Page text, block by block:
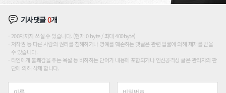
기사댓글0개
200자까지 쓰실 수 있습니다. (현재 0 byte / 최대 400byte)
저작권 등 다른 사람의 권리를 침해하거나 명예를 훼손하는 댓글은 관련 법률에 의해 제재를 받을
수 있습니다.
타인에게 불쾌감을 주는 욕설 등 비하하는 단어가 내용에 포함되거나 인신공격성 글은 관리자의 판
단에 의해 삭제 합니다.